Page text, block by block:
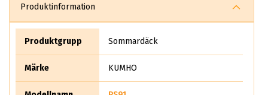
Produktinformation
Produktgrupp Sommardäck
Märke KUMHO